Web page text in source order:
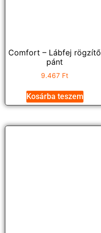
Comfort – Lábfej rögzítő
pánt
9.467 Ft
Kosárba teszem